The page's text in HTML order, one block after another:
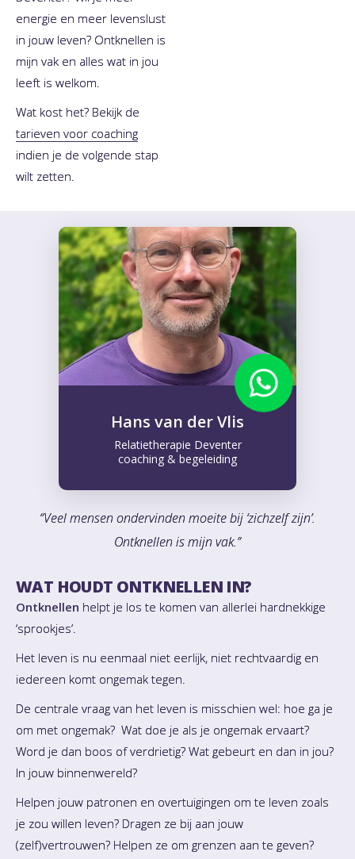
energie en meer levenslust
in jouw leven? Ontknellen is
mijn vak en alles wat in jou
leeft is welkom.
Wat kost het? Bekijk de
tarieven voor coaching
indien je de volgende stap
wilt zetten.
Hans van der Vlis
Relatietherapie Deventer
coaching & begeleiding
WAT HOUDT ONTKNELLEN IN?
“Veel mensen ondervinden moeite bij ‘zichzelf zijn’.
Ontknellen is mijn vak.”
Ontknellen helpt je los te komen van allerlei hardnekkige
‘sprookjes’.
Het leven is nu eenmaal niet eerlijk, niet rechtvaardig en
iedereen komt ongemak tegen.
De centrale vraag van het leven is misschien wel: hoe ga je
om met ongemak? Wat doe je als je ongemak ervaart?
Word je dan boos of verdrietig? Wat gebeurt en dan in jou?
In jouw binnenwereld?
Helpen jouw patronen en overtuigingen om te leven zoals
je zou willen leven? Dragen ze bij aan jouw
(zelf)vertrouwen? Helpen ze om grenzen aan te geven?